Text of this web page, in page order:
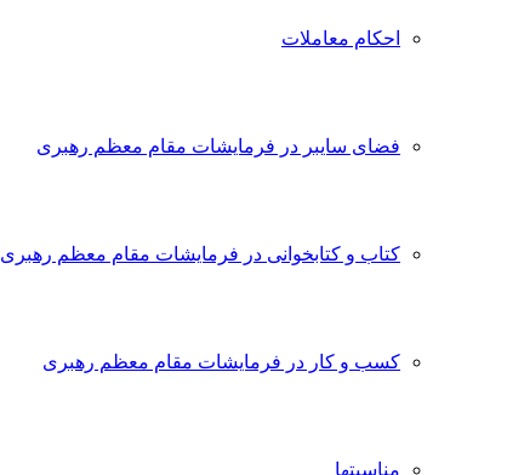
احکام معاملات
فضای سایبر در فرمایشات مقام معظم رهبری
کتاب و کتابخوانی در فرمایشات مقام معظم رهبری
کسب و کار در فرمایشات مقام معظم رهبری
مناسبتها